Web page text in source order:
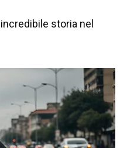
storia nel